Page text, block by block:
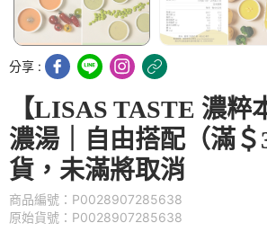
分享 :
【LISAS TASTE 濃粹
濃湯｜自由搭配（滿＄
貨，未滿將取消
商品編號：P0028907285638
原始貨號：P0028907285638